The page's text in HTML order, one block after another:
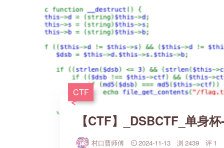
CTF
【CTF】_DSBCTF_单身
村口曹师傅 2024-11-13 2439 1